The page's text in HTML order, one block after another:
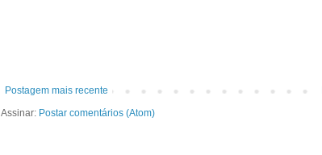
Postagem mais recente
Assinar: Postar comentários (Atom)